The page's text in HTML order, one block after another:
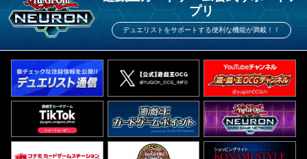
プリ
デュエリストをサポートする便利な機能が満載！！